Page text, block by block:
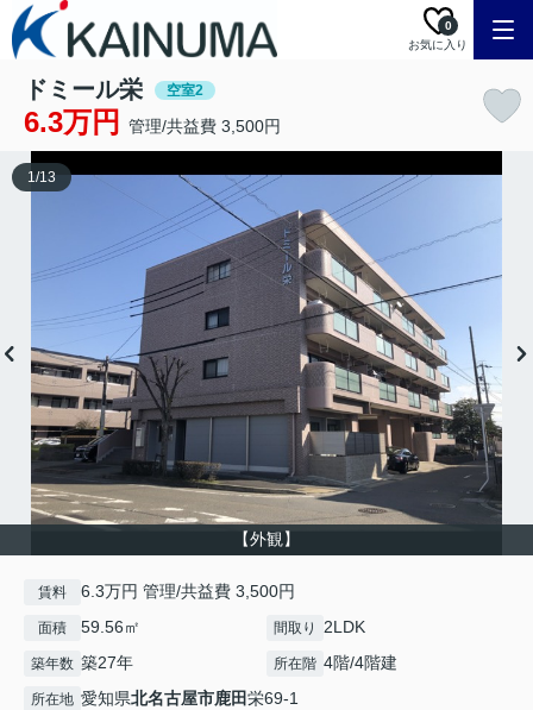
お気に入り
0
ドミール栄 空室2
6.3万円 管理/共益費 3,500円
【外観】
1/13
賃料 6.3万円 管理/共益費 3,500円
面積 59.56㎡ 間取り 2LDK
築年数 築27年 所在階 4階/4階建
所在地 愛知県北名古屋市鹿田栄69-1